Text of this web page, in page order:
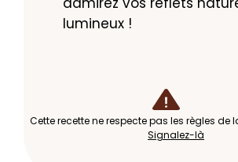
lumineux !
Cette recette ne respecte pas les règles de
Signalez-là